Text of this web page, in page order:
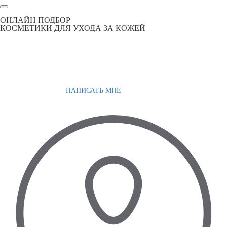
ОНЛАЙН ПОДБОР
КОСМЕТИКИ ДЛЯ УХОДА ЗА КОЖЕЙ
НАПИСАТЬ МНЕ